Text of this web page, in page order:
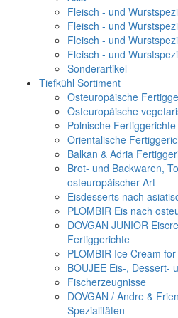
Fleisch - und
Fleisch - und
Fleisch - und
Fleisch - und
Sonderartikel
Tiefkühl Sortiment
Osteuropäische
Osteuropäische
Polnische Fertiggerichte
Orientalische
Balkan & Adria
Brot- und Backwaren,
osteuropäischer Art
Eisdesserts nach
PLOMBIR Eis nach
DOVGAN JUNIOR
Fertiggerichte
PLOMBIR Ice Cream
BOUJEE Eis-, Dessert-
Fischerzeugnisse
DOVGAN / Andre &
Spezialitäten